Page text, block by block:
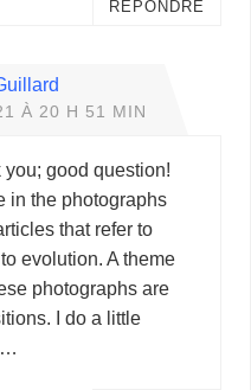
RÉPONDRE
À 20 H 51 MIN
good question!
in the photographs
that refer to
evolution. A theme
photographs are
I do a little